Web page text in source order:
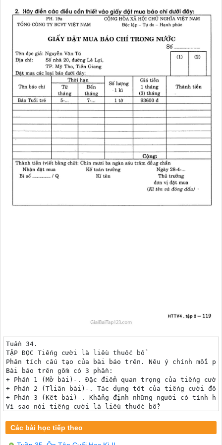
Tuần 34.
TẬP ĐỌC Tiếng cười là liều thuốc bổ
Phân tích cấu tạo của bài báo trên. Nêu ý chính mỗi
Bài báo trên gồm có 3 phần:
+ Phần 1 (Mở bài)-. Đặc điểm quan trọng của tiếng
+ Phần 2 (Tliân bài)-. Tác dụng tốt của tiếng cười
+ Phần 3 (Kết bài)-. Khẳng định những người có tính
Vì sao nói tiếng cười là liều thuốc bổ?
Người ta tạo ra tiếng cười cho bệnh nhân để làm gì?
Người ta tạo ra tiếng cười cho bệnh nhân để giúp cho
Em rút được qua bài này ý sau đây:
Các bài học tiếp theo